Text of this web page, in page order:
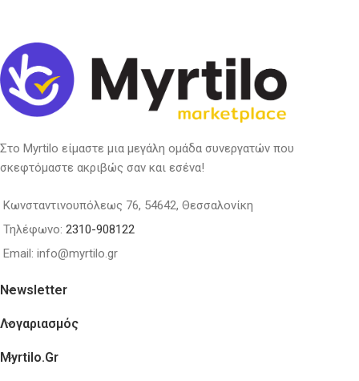
Στο Myrtilo είμαστε μια μεγάλη ομάδα συνεργατών που
σκεφτόμαστε ακριβώς σαν και εσένα!
Κωνσταντινουπόλεως 76, 54642, Θεσσαλονίκη
Τηλέφωνο: 2310-908122
Email: info@myrtilo.gr
Newsletter
Λογαριασμός
Myrtilo.gr